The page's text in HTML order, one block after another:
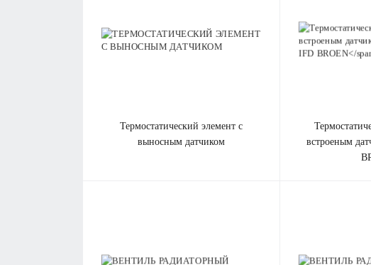
термостатический элемент c
выносным датчиком
термостатический элемент cо
встроеным